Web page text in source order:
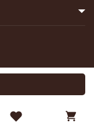
и снаряжения–